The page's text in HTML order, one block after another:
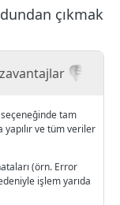
tam
yapılır ve tüm veriler
(örn. Error
işlem yarıda